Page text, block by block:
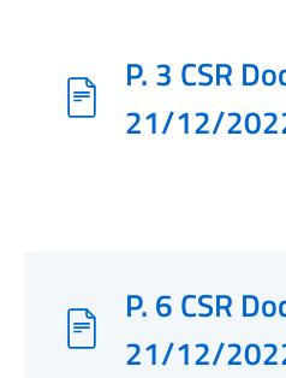
P. 3 CSR
21/12/
P. 6 CSR
21/12/